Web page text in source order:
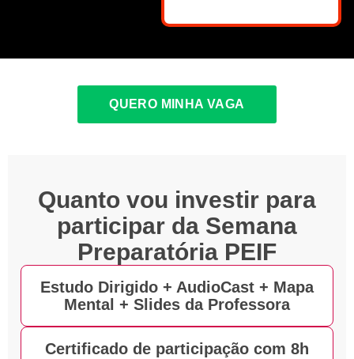
QUERO MINHA VAGA
Quanto vou investir para
participar da Semana
Preparatória PEIF
Estudo Dirigido + AudioCast + Mapa
Mental + Slides da Professora
Certificado de participação com 8h